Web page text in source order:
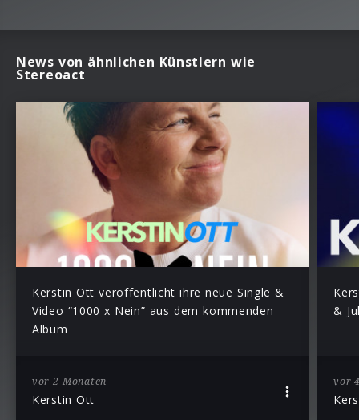
News von ähnlichen Künstlern wie
Stereoact
Kerstin Ott veröffentlicht ihre neue Single &
Video “1000 x Nein” aus dem kommenden
Album
vor 2 Monaten
Kerstin Ott
&
vor